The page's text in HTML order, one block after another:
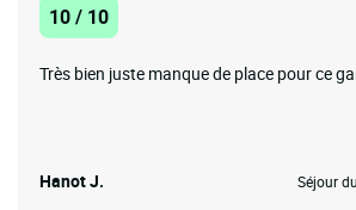
10 / 10
Très bien juste manque de place pour ce
Hanot J. Séjour